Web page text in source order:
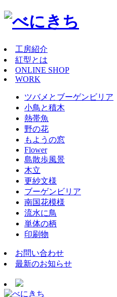
工房紹介
紅型とは
ONLINE SHOP
WORK
ツバメとブーゲンビリア
小鳥と積木
熱帯魚
野の花
もようの窓
Flower
島散歩風景
木立
更紗文様
ブーゲンビリア
南国花模様
流水に鳥
単体の柄
印刷物
お問い合わせ
最新のお知らせ